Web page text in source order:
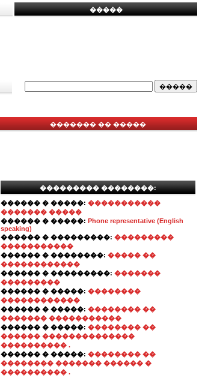
�����
������� �� �����
��������� ��������:
������ � �����: �����������
������� �����
������ � �����: Phone representative (English
speaking)
������ � ���������: ���������
�����������
������ � ��������: ����� ��
������������
������ � ���������: �������
���������
������ � �����: ��������
������������
������ � �����: �������� ��
������� �����������
������ � �����: �������� ��
������ ��������������
���������� .
������ � �����: �������� ��
�������� ������� ������ �
���������� .